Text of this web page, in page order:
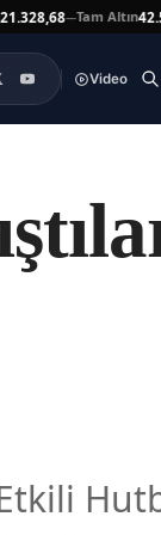
— Tam Altın42.526,92—
Video